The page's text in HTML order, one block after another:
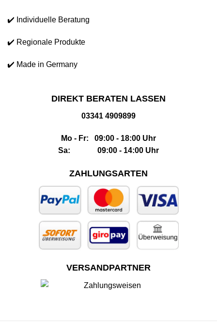
✔️ Individuelle Beratung
✔️ Regionale Produkte
✔️ Made in Germany
DIREKT BERATEN LASSEN
03341 4909899
Mo - Fr: 09:00 - 18:00 Uhr
Sa: 09:00 - 14:00 Uhr
ZAHLUNGSARTEN
VERSANDPARTNER